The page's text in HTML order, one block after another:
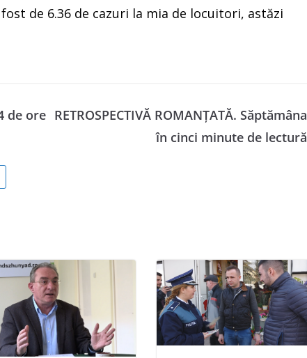
de 6.36 de cazuri la mia de locuitori, astăzi
de ore RETROSPECTIVĂ ROMANȚATĂ. Săptămâna
în cinci minute de lectură